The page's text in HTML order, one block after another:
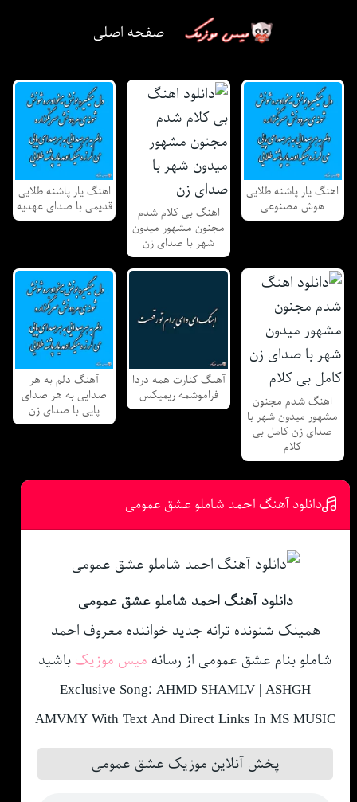
صفحه اصلی
اهنگ یار پاشنه طلایی
هوش مصنوعی
اهنگ بی کلام شدم
مجنون مشهور میدون
شهر با صدای زن
اهنگ یار پاشنه طلایی
قدیمی با صدای عهدیه
اهنگ شدم مجنون
مشهور میدون شهر با
صدای زن کامل بی
کلام
آهنگ کنارت همه دردا
فراموشمه ریمیکس
آهنگ دلم به هر
صدایی به هر صدای
پایی با صدای زن
دانلود آهنگ احمد شاملو عشق عمومی
دانلود آهنگ احمد شاملو عشق عمومی
همینک شنونده ترانه جدید خواننده معروف احمد
شاملو بنام عشق عمومی از رسانه میس موزیک باشید
Exclusive Song: AHMD SHAMLV | ASHGH
AMVMY With Text And Direct Links In MS MUSIC
پخش آنلاین موزیک عشق عمومی